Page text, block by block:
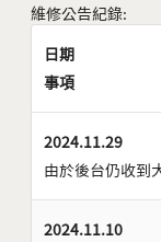
維修公告紀錄:
日期
事項
2024.11.29
由於後台仍收到
2024.11.10